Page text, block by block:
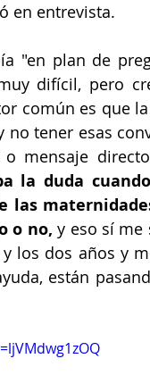
en entrevista.
"en plan de
difícil, pero
común es que
tener esas
mensaje
la duda
las
o no, y eso sí
los dos años y
están